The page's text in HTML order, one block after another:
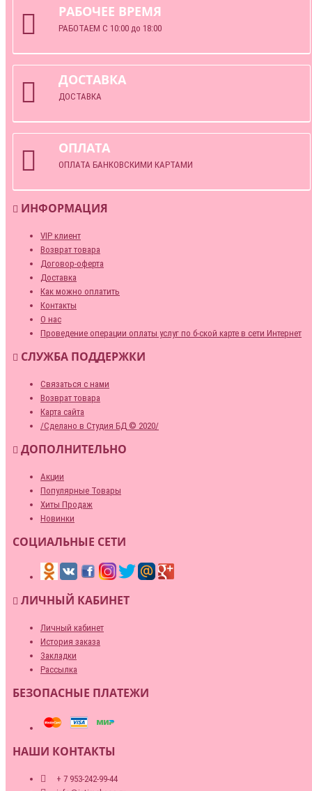
РАБОЧЕЕ ВРЕМЯ
РАБОТАЕМ С 10:00 до 18:00
ДОСТАВКА
ДОСТАВКА
ОПЛАТА
ОПЛАТА БАНКОВСКИМИ КАРТАМИ
ИНФОРМАЦИЯ
VIP клиент
Возврат товара
Договор-оферта
Доставка
Как можно оплатить
Контакты
О нас
Проведение операции оплаты услуг по б-ской карте в сети Интернет
СЛУЖБА ПОДДЕРЖКИ
Связаться с нами
Возврат товара
Карта сайта
/Сделано в Студия БД © 2020/
ДОПОЛНИТЕЛЬНО
Акции
Популярные Товары
Хиты Продаж
Новинки
СОЦИАЛЬНЫЕ СЕТИ
ЛИЧНЫЙ КАБИНЕТ
Личный кабинет
История заказа
Закладки
Рассылка
БЕЗОПАСНЫЕ ПЛАТЕЖИ
НАШИ КОНТАКТЫ
+ 7 953-242-99-44